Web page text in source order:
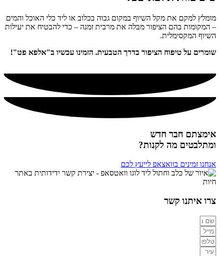
מומלץ למקם את מקל השיוף במקום גבוה בכלוב או ליד כלי האוכל והמים
– המקומות בהם הציפור מבלה את מרבית זמנה – כדי להבטיח את יעילות
השיוף המקסימלית.
שומרים על טיפוח הציפור בדרך הטבעית. הזמינו עכשיו ב"אלפא פט"!
אימצתם חבר חדש
ומתלבטים מה לקנות?
אנחנו זמינים בוואצאפ לייעץ לכם
צרו איתנו קשר